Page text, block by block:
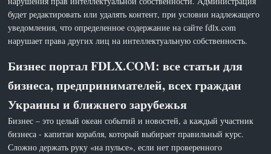
будет редактировать или удалять контент, при условии надлежащего
уведомления, что определенное содержание на сайте fdlx.com
нарушает права других лиц на интеллектуальную собственность.
Бизнес портал FDLX.COM: все статьи для
бизнеса, предпринимателей, всех граждан
Украины и ближнего зарубежья
Бизнес – это целый океан событий и новостей, а каждый участник
бизнеса - капитан корабля, который выбирает правильный курс.
Сложно держать руку «на пульсе», если нет проверенного